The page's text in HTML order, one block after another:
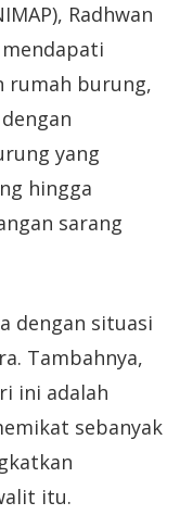
Radhwan
rumah burung,
yang
hingga
sarang
dengan situasi
Tambahnya,
ini adalah
sebanyak
itu.